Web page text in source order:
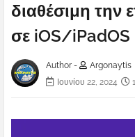
διαθέσιμη
σε iOS/iPadOS
Author -
Argonaytis
Ιουνίου 22, 2024